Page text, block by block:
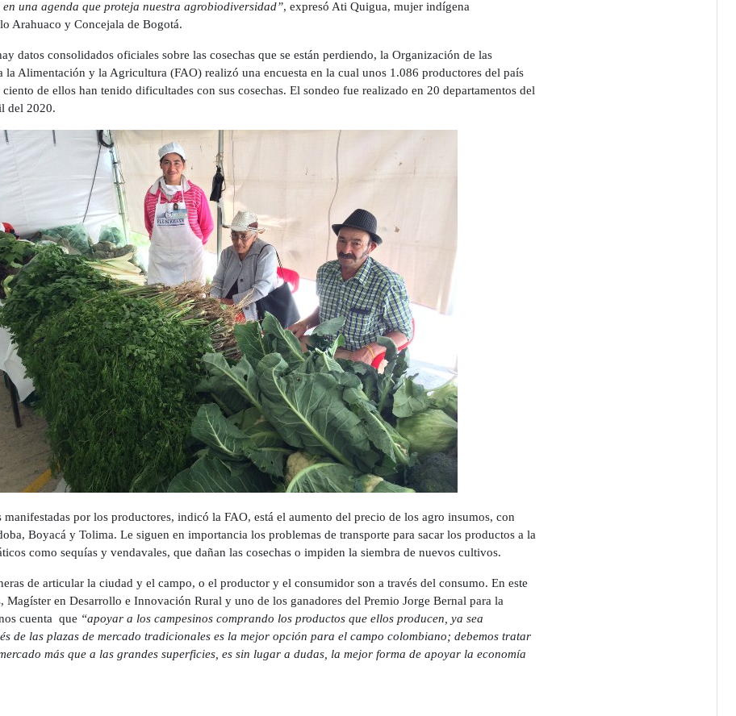
una agenda que proteja nuestra agrobiodiversidad”, expresó Ati Quigua, mujer indígena
Arahuaco y Concejala de Bogotá.
datos consolidados oficiales sobre las cosechas que se están perdiendo, la Organización de las
la Alimentación y la Agricultura (FAO) realizó una encuesta en la cual unos 1.086 productores del país
de ellos han tenido dificultades con sus cosechas. El sondeo fue realizado en 20 departamentos del
del 2020.
manifestadas por los productores, indicó la FAO, está el aumento del precio de los agro insumos, con
Boyacá y Tolima. Le siguen en importancia los problemas de transporte para sacar los productos a la
como sequías y vendavales, que dañan las cosechas o impiden la siembra de nuevos cultivos.
de articular la ciudad y el campo, o el productor y el consumidor son a través del consumo. En este
Magíster en Desarrollo e Innovación Rural y uno de los ganadores del Premio Jorge Bernal para la
cuenta que “apoyar a los campesinos comprando los productos que ellos producen, ya sea
de las plazas de mercado tradicionales es la mejor opción para el campo colombiano; debemos tratar
más que a las grandes superficies, es sin lugar a dudas, la mejor forma de apoyar la economía